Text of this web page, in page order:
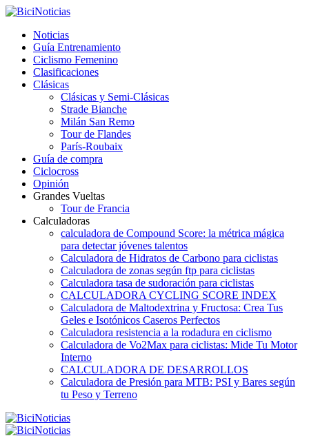
Noticias
Guía Entrenamiento
Ciclismo Femenino
Clasificaciones
Clásicas
Clásicas y Semi-Clásicas
Strade Bianche
Milán San Remo
Tour de Flandes
París-Roubaix
Guía de compra
Ciclocross
Opinión
Grandes Vueltas
Tour de Francia
Calculadoras
calculadora de Compound Score: la métrica mágica
para detectar jóvenes talentos
Calculadora de Hidratos de Carbono para ciclistas
Calculadora de zonas según ftp para ciclistas
Calculadora tasa de sudoración para ciclistas
CALCULADORA CYCLING SCORE INDEX
Calculadora de Maltodextrina y Fructosa: Crea Tus
Geles e Isotónicos Caseros Perfectos
Calculadora resistencia a la rodadura en ciclismo
Calculadora de Vo2Max para ciclistas: Mide Tu Motor
Interno
CALCULADORA DE DESARROLLOS
Calculadora de Presión para MTB: PSI y Bares según
tu Peso y Terreno